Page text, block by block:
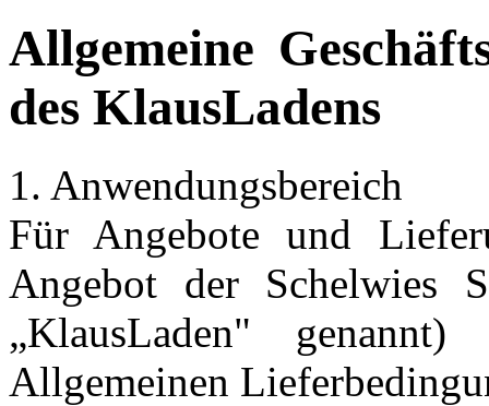
Allgemeine
des KlausLadens
1. Anwendungsbereich
Für Angebote und
Angebot der Schelwies
„KlausLaden"
Allgemeinen